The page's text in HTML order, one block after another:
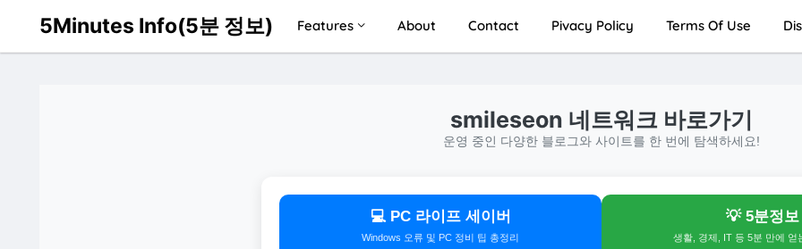
5Minutes Info(5분 정보) Features About Contact Pivacy Policy Terms Of Use
smileseon 네트워크 바로가기
운영 중인 다양한 블로그와 사이트를 한 번에 탐색하세요!
💻 PC 라이프 세이버
Windows 오류 및 PC 정비 팁 총정리
💡 5분정보
생활, 경제, IT 등 5분 만에 얻